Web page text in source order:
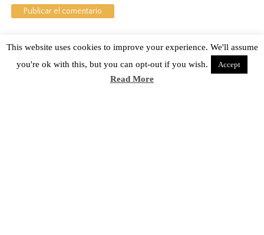
Sobre Cuánto Hipster | Aviso legal |Contacto
Cuánto Hipster © 2015. Todos los derechos reservados
This website uses cookies to improve your experience. We'll assume
you're ok with this, but you can opt-out if you wish.
Accept
Read More